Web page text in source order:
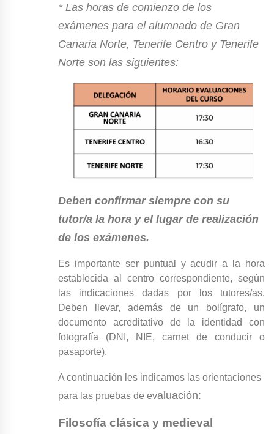
* Las horas de comienzo de los
exámenes para el alumnado de Gran
Canaria Norte, Tenerife Centro y Tenerife
Norte son las siguientes:
Deben confirmar siempre con su
tutor/a la hora y el lugar de realización
de los exámenes.
Es importante ser puntual y acudir a la hora
establecida al centro correspondiente, según
las indicaciones dadas por los tutores/as.
Deben llevar, además de un bolígrafo, un
documento acreditativo de la identidad con
fotografía (DNI, NIE, carnet de conducir o
pasaporte).
A continuación les indicamos las orientaciones
para las pruebas de evaluación:
Filosofía clásica y medieval